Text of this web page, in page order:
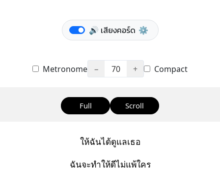
🔊 เสียงคอร์ด ⚙️
Metronome − 70 + Compact
Full Scroll
ให้ฉันได้ดูแลเธอ
ฉันจะทำให้ดีไม่แพ้ใคร